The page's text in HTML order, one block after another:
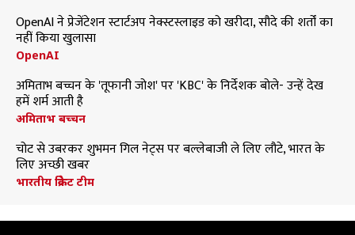
OpenAI ने प्रेजेंटेशन स्टार्टअप नेक्स्टस्लाइड को खरीदा, सौदे की शर्तों का
नहीं किया खुलासा
OpenAI
अमिताभ बच्चन के 'तूफानी जोश' पर 'KBC' के निर्देशक बोले- उन्हें देख
हमें शर्म आती है
अमिताभ बच्चन
चोट से उबरकर शुभमन गिल नेट्स पर बल्लेबाजी ले लिए लौटे, भारत के
लिए अच्छी खबर
भारतीय क्रिकेट टीम